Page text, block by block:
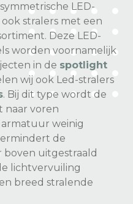
LED-
stralers met een
Deze LED-
worden voornamelijk
in de spotlight
wij ook Led-stralers
. Bij dit type wordt de
naar voren
weinig
de
boven uitgestraald
lichtvervuiling
breed stralende